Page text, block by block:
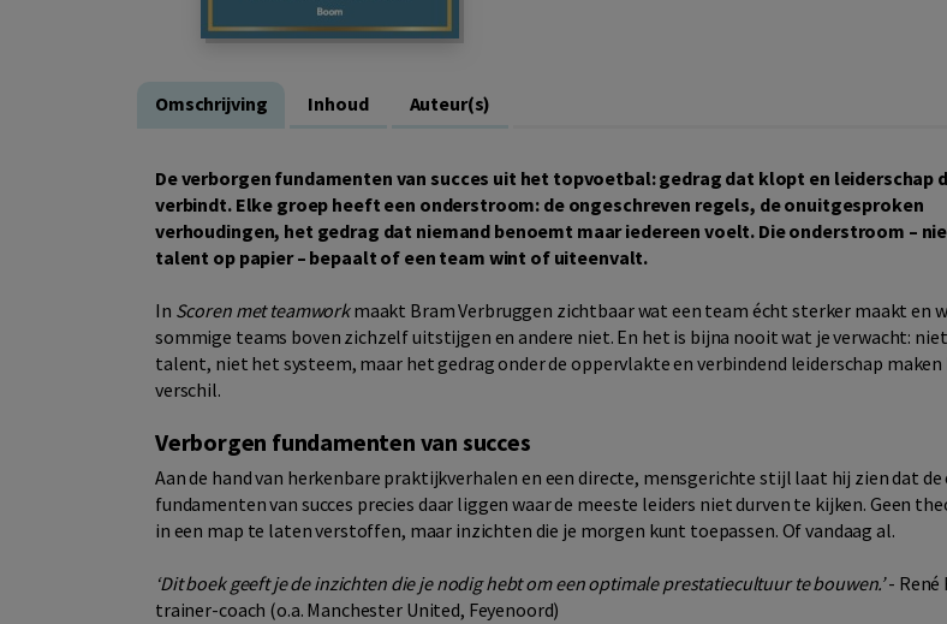
Omschrijving Inhoud Auteur(s)
De verborgen fundamenten van succes uit het topvoetbal: gedrag dat klopt en leiderschap
verbindt. Elke groep heeft een onderstroom: de ongeschreven regels, de onuitgesproken
verhoudingen, het gedrag dat niemand benoemt maar iedereen voelt. Die onderstroom –
talent op papier – bepaalt of een team wint of uiteenvalt.
In Scoren met teamworkmaakt Bram Verbruggen zichtbaar wat een team écht sterker maakt en
sommige teams boven zichzelf uitstijgen en andere niet. En het is bijna nooit wat je verwacht:
talent, niet het systeem, maar het gedrag onder de oppervlakte en verbindend leiderschap
verschil.
Verborgen fundamenten van succes
Aan de hand van herkenbare praktijkverhalen en een directe, mensgerichte stijl laat hij zien dat de
fundamenten van succes precies daar liggen waar de meeste leiders niet durven te kijken. Geen
in een map te laten verstoffen, maar inzichten die je morgen kunt toepassen. Of vandaag al.
‘Dit boek geeft je de inzichten die je nodig hebt om een optimale prestatiecultuur te bouwen.’- René
trainer-coach (o.a. Manchester United, Feyenoord)